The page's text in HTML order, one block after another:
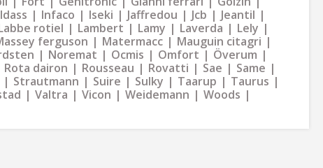
Idass Infaco Iseki Jaffredou Jcb
Jeantil
rotiel Lambert Lamy Laverda
Lely
ferguson Matermacc
Mauguin citagri
Noremat Ocmis Omfort
Överum
Rota dairon Rousseau Rovatti Sae
Same
Strautmann Suire Sulky Taarup
Taurus
Valtra Vicon Weidemann
Woods